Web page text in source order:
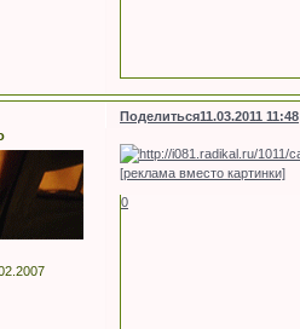
Поделиться11.03.2011 11:48
[реклама вместо картинки]
0